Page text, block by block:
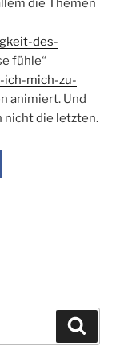
die Themen
des-
fühle“
mich-zu-
animiert. Und
nicht die letzten.